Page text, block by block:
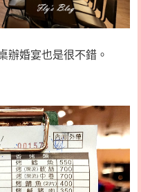
辦婚宴也是很不錯。